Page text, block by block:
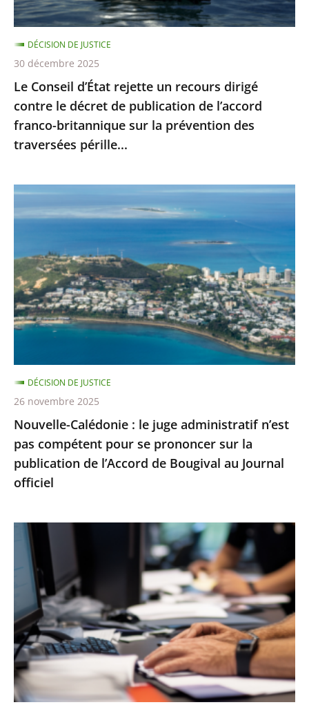
le
décret
de
publication
de
l’accord
franco-
britannique
la
prévention
des
pérille...
Le Conseil d’État rejette un recours dirigé
contre le décret de publication de l’accord
franco-britannique sur la prévention des
traversées pérille...
DÉCISION DE JUSTICE
30 décembre 2025
Nouvelle-
Calédonie
juge
administratif
n’est
pas
pour
se
prononcer
sur
la
publication
de
de
Bougival
Journal
officiel
Nouvelle-Calédonie : le juge administratif n’est
pas compétent pour se prononcer sur la
publication de l’Accord de Bougival au Journal
officiel
DÉCISION DE JUSTICE
26 novembre 2025
Conseil
d’État
rejette
un
recours
contre
la
suspension